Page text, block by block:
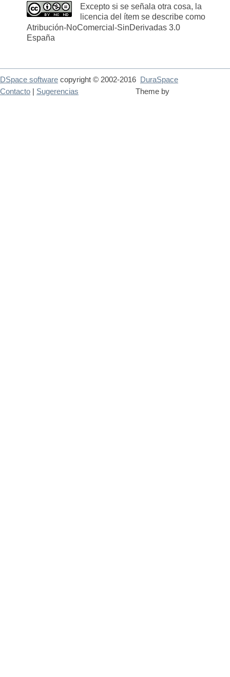
Excepto si se señala otra cosa, la
licencia del ítem se describe como
Atribución-NoComercial-SinDerivadas 3.0
España
DSpace software copyright © 2002-2016
DuraSpace
Theme by
Contacto Sugerencias